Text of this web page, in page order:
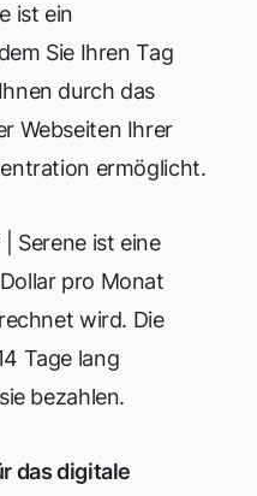
ist ein
Sie Ihren Tag
durch das
Webseiten Ihrer
ermöglicht.
| Serene ist eine
pro Monat
wird. Die
Tage lang
bezahlen.
das digitale